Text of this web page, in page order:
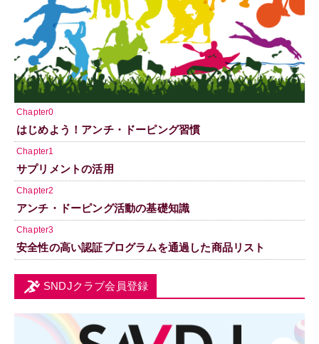
Chapter0
はじめよう！アンチ・ドーピング習慣
Chapter1
サプリメントの活用
Chapter2
アンチ・ドーピング活動の基礎知識
Chapter3
安全性の高い認証プログラムを通過した商品リスト
SNDJクラブ会員登録